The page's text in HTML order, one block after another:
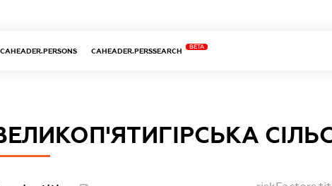
CAHEADER.PERSONS CAHEADER.PERSSEARCH
BETA